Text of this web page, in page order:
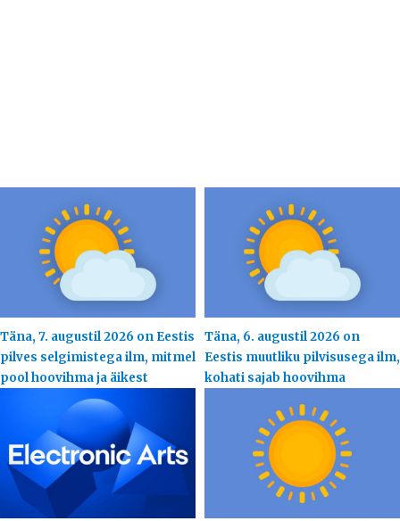
Täna, 7. augustil 2026 on Eestis
pilves selgimistega ilm, mitmel
pool hoovihma ja äikest
Täna, 6. augustil 2026 on
Eestis muutliku pilvisusega ilm,
kohati sajab hoovihma